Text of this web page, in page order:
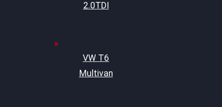
2.0TDI
VW T6
Multivan